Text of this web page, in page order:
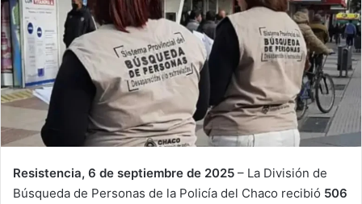
Resistencia, 6 de septiembre de 2025 – La División de
Búsqueda de Personas de la Policía del Chaco recibió 506